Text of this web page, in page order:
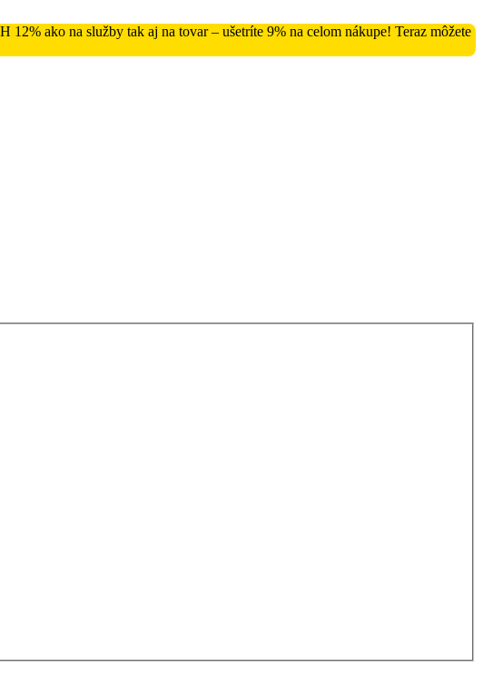
ako na služby tak aj na tovar – ušetríte 9% na celom nákupe! Teraz môžete